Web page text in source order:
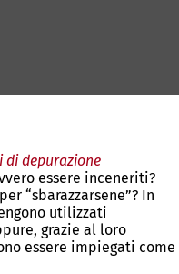
depurazione
essere inceneriti?
“sbarazzarsene”? In
utilizzati
grazie al loro
essere impiegati come